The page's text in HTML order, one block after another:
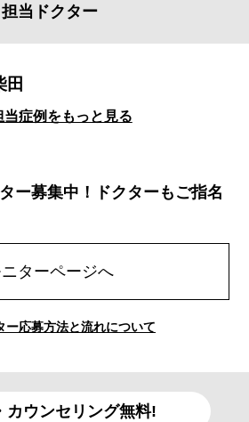
担当ドクター
田
当症例をもっと見る
ー募集中！ドクターもご指名
ターページへ
ー応募方法と流れについて
カウンセリング無料!